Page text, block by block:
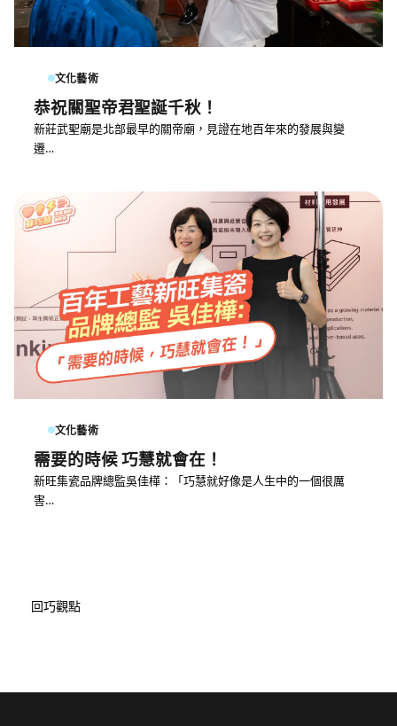
文化藝術
恭祝關聖帝君聖誕千秋！
新莊武聖廟是北部最早的關帝廟，見證在地百年來的發展與變
遷…
文化藝術
需要的時候 巧慧就會在！
新旺集瓷品牌總監吳佳樺：「巧慧就好像是人生中的一個很厲
害…
回巧觀點